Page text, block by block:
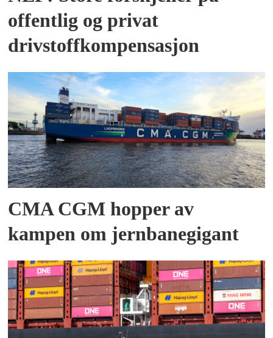
offentlig og privat
drivstoffkompensasjon
CMA CGM hopper av
kampen om jernbanegigant